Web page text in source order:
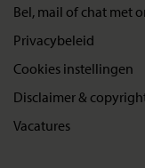
Bel, mail of chat met
Privacybeleid
Cookies instellingen
Disclaimer &
Vacatures